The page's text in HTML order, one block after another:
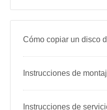
Cómo copiar un disco
Instrucciones de
Instrucciones de